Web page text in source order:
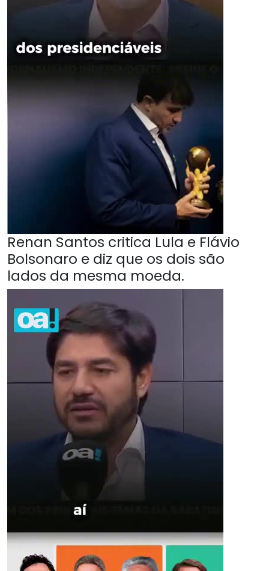
Renan Santos critica Lula e Flávio
Bolsonaro e diz que os dois são
lados da mesma moeda.